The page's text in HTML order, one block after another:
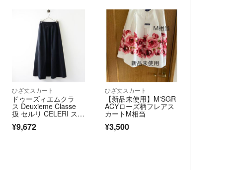
ひざ丈スカート
ドゥーズィエムクラ
ス Deuxieme Classe
扱 セルリ CELERI スト
ーマキシスカート F ブ
¥9,672
ひざ丈スカート
【新品未使用】M'SGR
ACYローズ柄フレアス
カートM相当
¥3,500